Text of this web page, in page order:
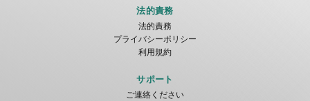
法的責務
法的責務
プライバシーポリシー
利用規約
サポート
ご連絡ください